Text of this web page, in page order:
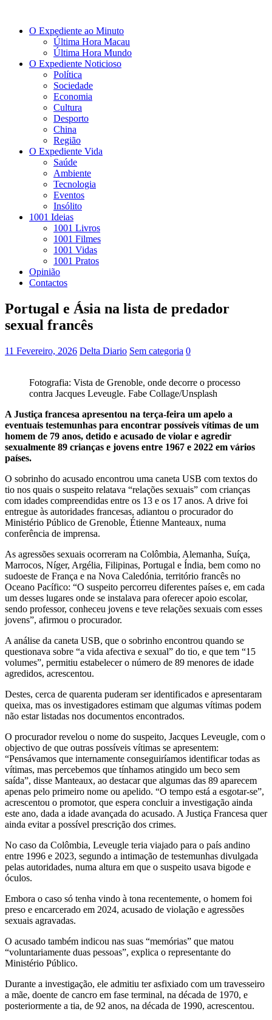
O Expediente ao Minuto
Última Hora Macau
Última Hora Mundo
O Expediente Noticioso
Política
Sociedade
Economia
Cultura
Desporto
China
Região
O Expediente Vida
Saúde
Ambiente
Tecnologia
Eventos
Insólito
1001 Ideias
1001 Livros
1001 Filmes
1001 Vidas
1001 Pratos
Opinião
Contactos
Portugal e Ásia na lista de predador
sexual francês
11 Fevereiro, 2026 Delta Diario Sem categoria 0
Fotografia: Vista de Grenoble, onde decorre o processo
contra Jacques Leveugle. Fabe Collage/Unsplash
A Justiça francesa apresentou na terça-feira um apelo a
eventuais testemunhas para encontrar possíveis vítimas de um
homem de 79 anos, detido e acusado de violar e agredir
sexualmente 89 crianças e jovens entre 1967 e 2022 em vários
países.
O sobrinho do acusado encontrou uma caneta USB com textos do
tio nos quais o suspeito relatava “relações sexuais” com crianças
com idades compreendidas entre os 13 e os 17 anos. A drive foi
entregue às autoridades francesas, adiantou o procurador do
Ministério Público de Grenoble, Étienne Manteaux, numa
conferência de imprensa.
As agressões sexuais ocorreram na Colômbia, Alemanha, Suíça,
Marrocos, Níger, Argélia, Filipinas, Portugal e Índia, bem como no
sudoeste de França e na Nova Caledónia, território francês no
Oceano Pacífico: “O suspeito percorreu diferentes países e, em cada
um desses lugares onde se instalava para oferecer apoio escolar,
sendo professor, conheceu jovens e teve relações sexuais com esses
jovens”, afirmou o procurador.
A análise da caneta USB, que o sobrinho encontrou quando se
questionava sobre “a vida afectiva e sexual” do tio, e que tem “15
volumes”, permitiu estabelecer o número de 89 menores de idade
agredidos, acrescentou.
Destes, cerca de quarenta puderam ser identificados e apresentaram
queixa, mas os investigadores estimam que algumas vítimas podem
não estar listadas nos documentos encontrados.
O procurador revelou o nome do suspeito, Jacques Leveugle, com o
objectivo de que outras possíveis vítimas se apresentem:
“Pensávamos que internamente conseguiríamos identificar todas as
vítimas, mas percebemos que tínhamos atingido um beco sem
saída”, disse Manteaux, ao destacar que algumas das 89 aparecem
apenas pelo primeiro nome ou apelido. “O tempo está a esgotar-se”,
acrescentou o promotor, que espera concluir a investigação ainda
este ano, dada a idade avançada do acusado. A Justiça Francesa quer
ainda evitar a possível prescrição dos crimes.
No caso da Colômbia, Leveugle teria viajado para o país andino
entre 1996 e 2023, segundo a intimação de testemunhas divulgada
pelas autoridades, numa altura em que o suspeito usava bigode e
óculos.
Embora o caso só tenha vindo à tona recentemente, o homem foi
preso e encarcerado em 2024, acusado de violação e agressões
sexuais agravadas.
O acusado também indicou nas suas “memórias” que matou
“voluntariamente duas pessoas”, explica o representante do
Ministério Público.
Durante a investigação, ele admitiu ter asfixiado com um travesseiro
a mãe, doente de cancro em fase terminal, na década de 1970, e
posteriormente a tia, de 92 anos, na década de 1990, acrescentou.